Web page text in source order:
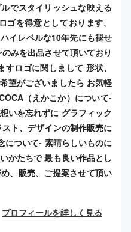
でスタイリッシュな映える
ゴを得意としております。
イレベルな10年先にも褪せ
みを出品させて頂いており
ロゴに関しまして 形状、
望がございましたら お気軽
（えかこか）について-
いを忘れずに グラフィック
ト、デザインの制作販売に
について- 素晴らしいものに
かたちで 最も良い作品とし
、販売、ご提案させて頂い
プロフィールを詳しく見る